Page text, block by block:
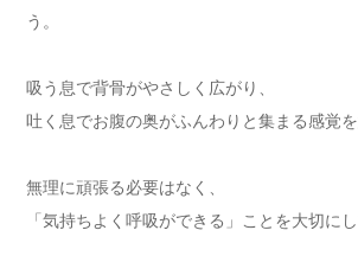
う。
吸う息で背骨がやさしく広がり、
吐く息でお腹の奥がふんわりと集まる感覚を
無理に頑張る必要はなく、
「気持ちよく呼吸ができる」ことを大切に